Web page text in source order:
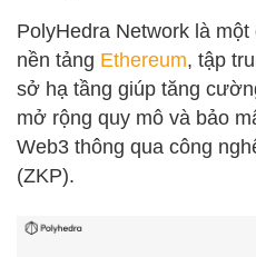
PolyHedra Network là
nền tảng Ethereum, tập
sở hạ tầng giúp tăng
mở rộng quy mô và bảo
Web3 thông qua công
(ZKP).